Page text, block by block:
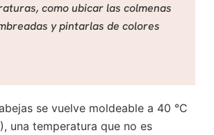
como ubicar las colmenas
y pintarlas de colores
se vuelve moldeable a 40 °C
una temperatura que no es